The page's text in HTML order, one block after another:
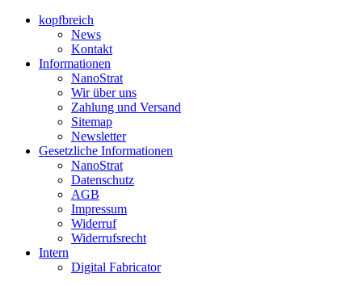
kopfbreich
News
Kontakt
Informationen
NanoStrat
Wir über uns
Zahlung und Versand
Sitemap
Newsletter
Gesetzliche Informationen
NanoStrat
Datenschutz
AGB
Impressum
Widerruf
Widerrufsrecht
Intern
Digital Fabricator